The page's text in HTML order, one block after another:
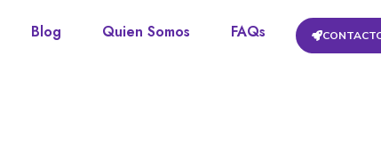
Blog Quien Somos FAQs